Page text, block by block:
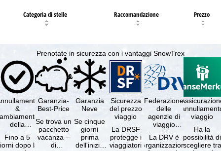
Categoria di stelle Raccomandazione Prezzo
Prenotate in sicurezza con i vantaggi SnowTrex
&
della
gratuiti
Fino a 5
dopo la
Garanzia-
Best-Price
Se trova un
pacchetto
vacanza –
di
Garanzia
Neve
Se cinque
giorni
prima
dell'inizio
Sicurezza
del prezzo
viaggio
La DRSF
protegge i
viaggiatori
Federazione
delle
agenzie di
viaggio
La DRV è
l'organizzazione
viaggio
Ha la
possibilità di
scegliere tra